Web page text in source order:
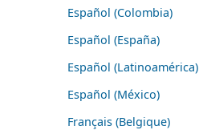
Español (Colombia)
Español (España)
Español (Latinoamérica)
Español (México)
Français (Belgique)